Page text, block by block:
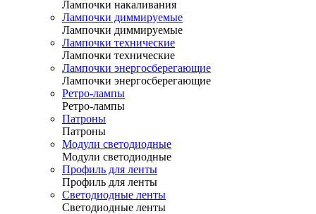
Лампочки накаливания
Лампочки диммируемые
Лампочки диммируемые
Лампочки технические
Лампочки технические
Лампочки энергосберегающие
Лампочки энергосберегающие
Ретро-лампы
Ретро-лампы
Патроны
Патроны
Модули светодиодные
Модули светодиодные
Профиль для ленты
Профиль для ленты
Светодиодные ленты
Светодиодные ленты